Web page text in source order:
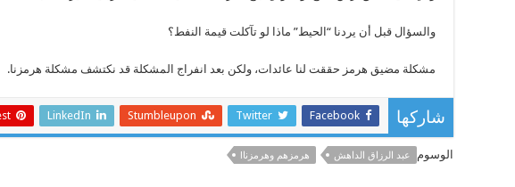
والسؤال قبل أن يردنا “الحيط” ماذا لو تآكلت قيمة النفط؟
مشكلة مضيق هرمز حققت لنا عائدات، ولكن بعد انفراج المشكلة قد نكتشف مشكلة هرمزنا.
شاركها Facebook
Twitter
Stumbleupon
LinkedIn
الوسوم عبد الرزاق الداهش هرمزهم وهرمزنا!